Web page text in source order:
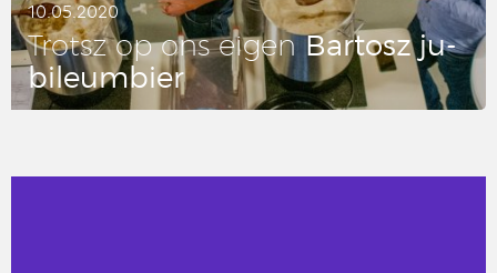
10.05.2020
Trotsz op ons eigenBartosz ju­
bi­le­um­bier